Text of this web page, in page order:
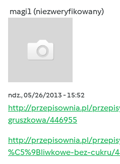
magi1 (niezweryfikowany)
ndz., 05/26/2013 - 15:52
http://przepisownia.pl/
gruszkowa/446955
http://przepisownia.pl/
%C5%9Bliwkowe-bez-cukru/